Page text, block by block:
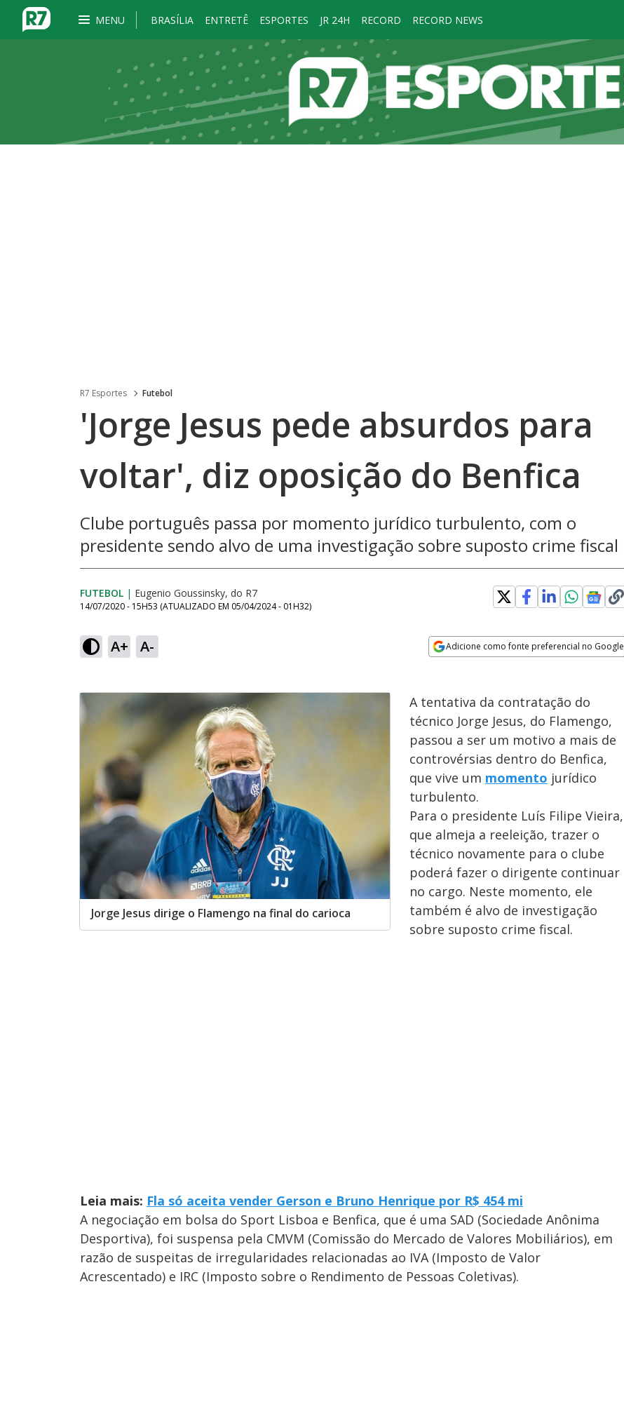
MENU BRASÍLIA ENTRETÊ ESPORTES JR 24H RECORD RECORD NEWS
R7 Esportes Futebol
'Jorge Jesus pede absurdos para
voltar', diz oposição do Benfica
Clube português passa por momento jurídico turbulento, com o
presidente sendo alvo de uma investigação sobre suposto crime fiscal
FUTEBOL | Eugenio Goussinsky, do R7
14/07/2020 - 15H53 (ATUALIZADO EM 05/04/2024 - 01H32)
A+ A- Adicione como fonte preferencial no Google
Jorge Jesus dirige o Flamengo na final do carioca
A tentativa da contratação do
técnico Jorge Jesus, do Flamengo,
passou a ser um motivo a mais de
controvérsias dentro do Benfica,
que vive um momento jurídico
turbulento.
Para o presidente Luís Filipe Vieira,
que almeja a reeleição, trazer o
técnico novamente para o clube
poderá fazer o dirigente continuar
no cargo. Neste momento, ele
também é alvo de investigação
sobre suposto crime fiscal.
Leia mais: Fla só aceita vender Gerson e Bruno Henrique por R$ 454 mi
A negociação em bolsa do Sport Lisboa e Benfica, que é uma SAD (Sociedade Anônima
Desportiva), foi suspensa pela CMVM (Comissão do Mercado de Valores Mobiliários), em
razão de suspeitas de irregularidades relacionadas ao IVA (Imposto de Valor
Acrescentado) e IRC (Imposto sobre o Rendimento de Pessoas Coletivas).